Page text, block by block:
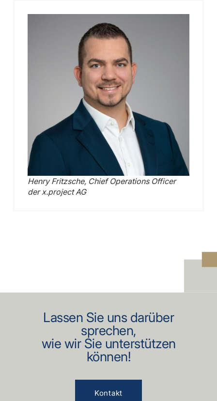
Henry Fritzsche, Chief Operations Officer
der x.project AG
Lassen Sie uns darüber
sprechen,
wie wir Sie unterstützen
können!
Kontakt